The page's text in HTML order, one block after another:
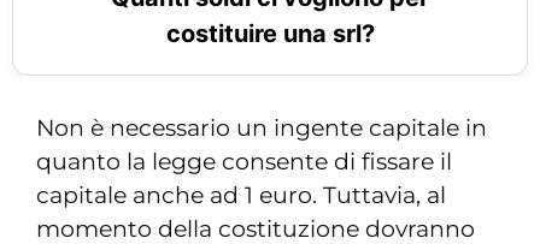
costituire una srl?
Non è necessario un ingente capitale in
quanto la legge consente di fissare il
capitale anche ad 1 euro. Tuttavia, al
momento della costituzione dovranno